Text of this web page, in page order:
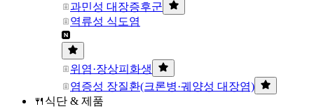
과민성 대장증후군
역류성 식도염
위염·장상피화생
염증성 장질환(크론병·궤양성 대장염)
🍴식단 & 제품